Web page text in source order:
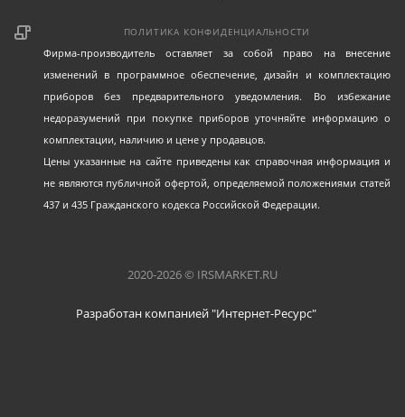
ПОЛИТИКА КОНФИДЕНЦИАЛЬНОСТИ
Фирма-производитель оставляет за собой право на внесение
изменений в программное обеспечение, дизайн и комплектацию
приборов без предварительного уведомления. Во избежание
недоразумений при покупке приборов уточняйте информацию о
комплектации, наличию и цене у продавцов.
Цены указанные на сайте приведены как справочная информация и
не являются публичной офертой, определяемой положениями статей
437 и 435 Гражданского кодекса Российской Федерации.
2020-2026 © IRSMARKET.RU
Разработан компанией "Интернет-Ресурс"